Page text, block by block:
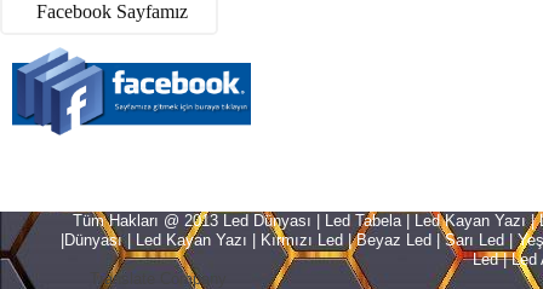
Facebook Sayfamız
Tüm Hakları @ 2013 Led Dünyası | Led Tabela | Led Kayan
|Dünyası | Led Kayan Yazı | Kırmızı Led | Beyaz Led | Sarı Led |
Led | Led
Translate Company